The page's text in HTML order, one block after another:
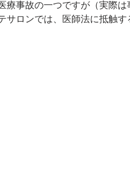
療事故の一つですが（実際
サロンでは、医師法に抵触